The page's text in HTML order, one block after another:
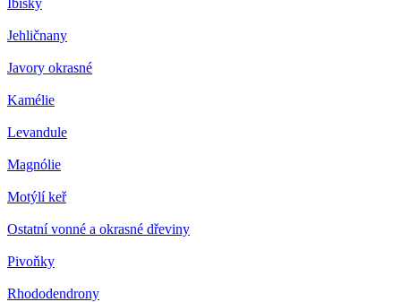
Ibišky
Jehličnany
Javory okrasné
Kamélie
Levandule
Magnólie
Motýlí keř
Ostatní vonné a okrasné dřeviny
Pivoňky
Rhododendrony